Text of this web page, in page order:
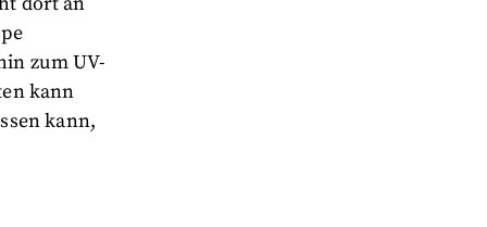
zum UV-
kann
kann,